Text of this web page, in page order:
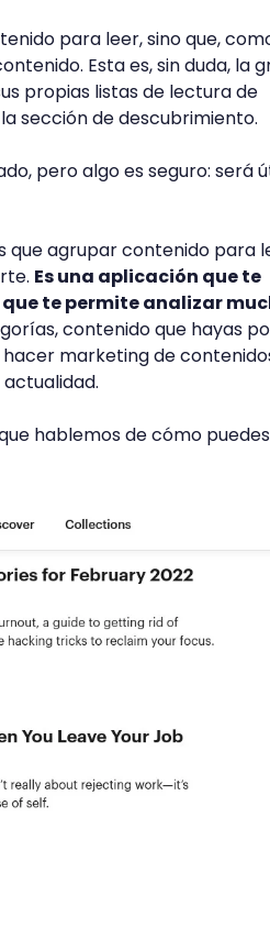
para leer, sino que,
Esta es, sin duda, la
propias listas de lectura de
sección de descubrimiento.
pero algo es seguro: será
que agrupar contenido para
Es una aplicación que te
te permite analizar
contenido que hayas
marketing de
hablemos de cómo puedes